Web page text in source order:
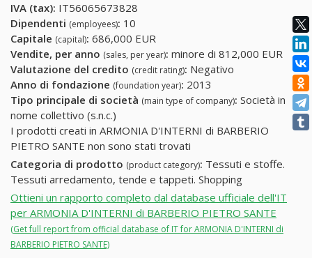
IVA (tax): IT56065673828
Dipendenti (employees): 10
Capitale (capital): 686,000 EUR
Vendite, per anno (sales, per year): minore di 812,000 EUR
Valutazione del credito (credit rating): Negativo
Anno di fondazione (foundation year): 2013
Tipo principale di società (main type of company): Società in
nome collettivo (s.n.c.)
I prodotti creati in ARMONIA D'INTERNI di BARBERIO
PIETRO SANTE non sono stati trovati
Categoria di prodotto (product category): Tessuti e stoffe.
Tessuti arredamento, tende e tappeti. Shopping
Ottieni un rapporto completo dal database ufficiale dell'IT
per ARMONIA D'INTERNI di BARBERIO PIETRO SANTE
(Get full report from official database of IT for ARMONIA D'INTERNI di
BARBERIO PIETRO SANTE)